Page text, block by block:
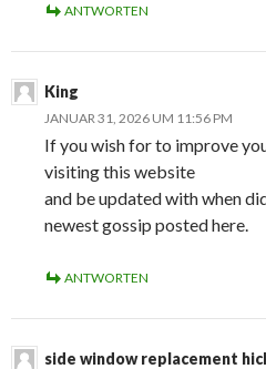
ANTWORTEN
King
JANUAR 31, 2026 UM 11:56 PM
If you wish for to improve
visiting this website
and be updated with when
newest gossip posted here.
ANTWORTEN
side window replacement